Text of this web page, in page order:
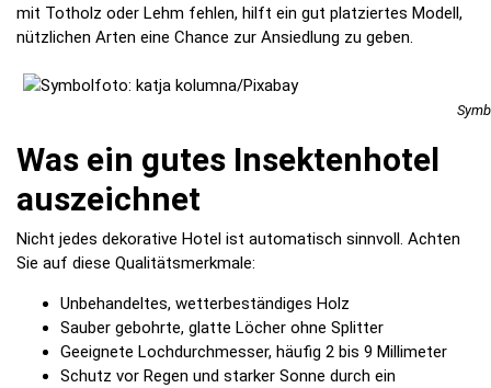
mit Totholz oder Lehm fehlen, hilft ein gut platziertes Modell,
nützlichen Arten eine Chance zur Ansiedlung zu geben.
Was ein gutes Insektenhotel
auszeichnet
Nicht jedes dekorative Hotel ist automatisch sinnvoll. Achten
Sie auf diese Qualitätsmerkmale:
Unbehandeltes, wetterbeständiges Holz
Sauber gebohrte, glatte Löcher ohne Splitter
Geeignete Lochdurchmesser, häufig 2 bis 9 Millimeter
Schutz vor Regen und starker Sonne durch ein